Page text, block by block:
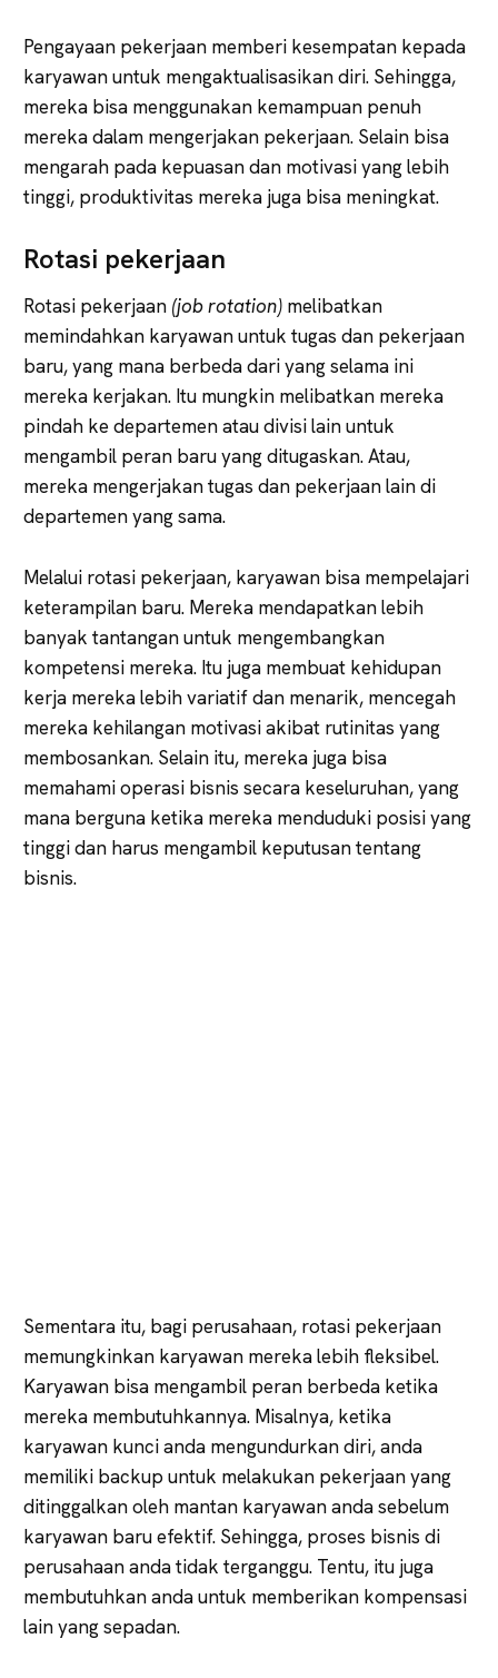
Pengayaan pekerjaan memberi kesempatan kepada
karyawan untuk mengaktualisasikan diri. Sehingga,
mereka bisa menggunakan kemampuan penuh
mereka dalam mengerjakan pekerjaan. Selain bisa
mengarah pada kepuasan dan motivasi yang lebih
tinggi, produktivitas mereka juga bisa meningkat.
Rotasi pekerjaan
Rotasi pekerjaan (job rotation) melibatkan
memindahkan karyawan untuk tugas dan pekerjaan
baru, yang mana berbeda dari yang selama ini
mereka kerjakan. Itu mungkin melibatkan mereka
pindah ke departemen atau divisi lain untuk
mengambil peran baru yang ditugaskan. Atau,
mereka mengerjakan tugas dan pekerjaan lain di
departemen yang sama.
Melalui rotasi pekerjaan, karyawan bisa mempelajari
keterampilan baru. Mereka mendapatkan lebih
banyak tantangan untuk mengembangkan
kompetensi mereka. Itu juga membuat kehidupan
kerja mereka lebih variatif dan menarik, mencegah
mereka kehilangan motivasi akibat rutinitas yang
membosankan. Selain itu, mereka juga bisa
memahami operasi bisnis secara keseluruhan, yang
mana berguna ketika mereka menduduki posisi yang
tinggi dan harus mengambil keputusan tentang
bisnis.
Sementara itu, bagi perusahaan, rotasi pekerjaan
memungkinkan karyawan mereka lebih fleksibel.
Karyawan bisa mengambil peran berbeda ketika
mereka membutuhkannya. Misalnya, ketika
karyawan kunci anda mengundurkan diri, anda
memiliki backup untuk melakukan pekerjaan yang
ditinggalkan oleh mantan karyawan anda sebelum
karyawan baru efektif. Sehingga, proses bisnis di
perusahaan anda tidak terganggu. Tentu, itu juga
membutuhkan anda untuk memberikan kompensasi
lain yang sepadan.